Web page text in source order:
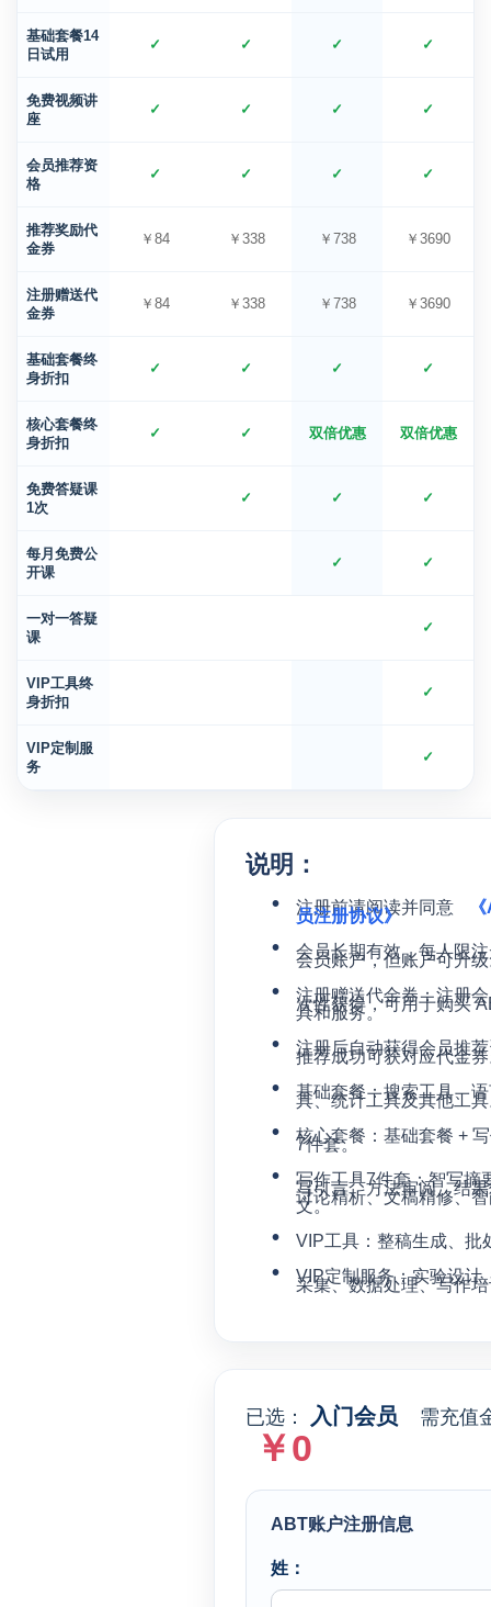
基础套餐14
日试用
✓ ✓ ✓ ✓
免费视频讲
座
✓ ✓ ✓ ✓
会员推荐资
格
✓ ✓ ✓ ✓
推荐奖励代
金券
￥84 ￥338 ￥738 ￥3690
注册赠送代
金券
￥84 ￥338 ￥738 ￥3690
基础套餐终
身折扣
✓ ✓ ✓ ✓
核心套餐终
身折扣
✓ ✓ 双倍优惠 双倍优惠
免费答疑课
1次
✓ ✓ ✓
每月免费公
开课
✓ ✓
一对一答疑
课
✓
VIP工具终
身折扣
✓
VIP定制服
务
✓
说明：
注册前请阅读并同意
员注册协议》
会员长期有效，每人限
会员账户，但账户可升
注册赠送代金券：注册
次性获得，可用于购买
具和服务。
注册后自动获得会员推
推荐成功可获对应代金
基础套餐：搜索工具、
具、统计工具及其他工
核心套餐：基础套餐 +
7件套。
写作工具7件套：智写摘
写引言、方法审阅、结
讨论精析、文稿精修、
文。
VIP工具：整稿生成、批
VIP定制服务：实验设计
采集、数据处理、写作
已选： 入门会员 需充值
￥0
ABT账户注册信息
姓：